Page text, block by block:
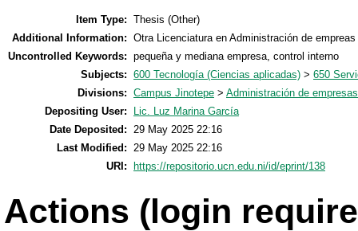
Item Type: Thesis (Other)
Additional Information: Otra Licenciatura en Administración de empreas
Uncontrolled Keywords: pequeña y mediana empresa, control interno
Subjects: 600 Tecnología (Ciencias aplicadas) > 650
Divisions: Campus Jinotepe > Administración de
Depositing User:
Lic. Luz Marina García
Date Deposited: 29 May 2025 22:16
Last Modified: 29 May 2025 22:16
URI:
https://repositorio.ucn.edu.ni/id/eprint/138
Actions (login